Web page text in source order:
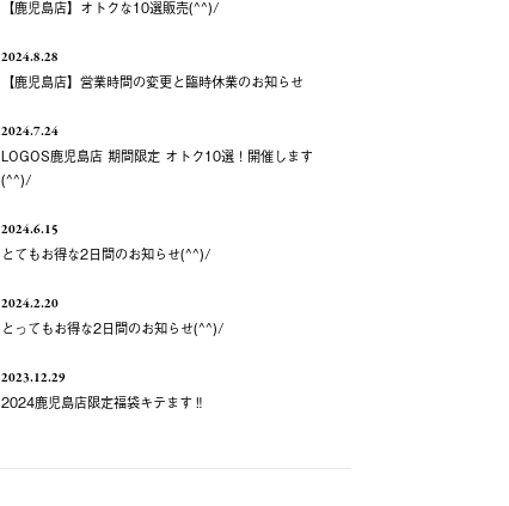
【鹿児島店】オトクな10選販売(^^)/
2024.8.28
【鹿児島店】営業時間の変更と臨時休業のお知らせ
2024.7.24
LOGOS鹿児島店 期間限定 オトク10選！開催します
(^^)/
2024.6.15
とてもお得な2日間のお知らせ(^^)/
2024.2.20
とってもお得な2日間のお知らせ(^^)/
2023.12.29
2024鹿児島店限定福袋キテます‼️